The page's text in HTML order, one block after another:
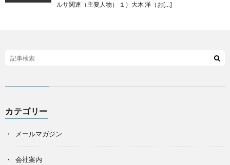
ルサ関連（主要人物） １）大木 洋（お[…]
カテゴリー
メールマガジン
会社案内